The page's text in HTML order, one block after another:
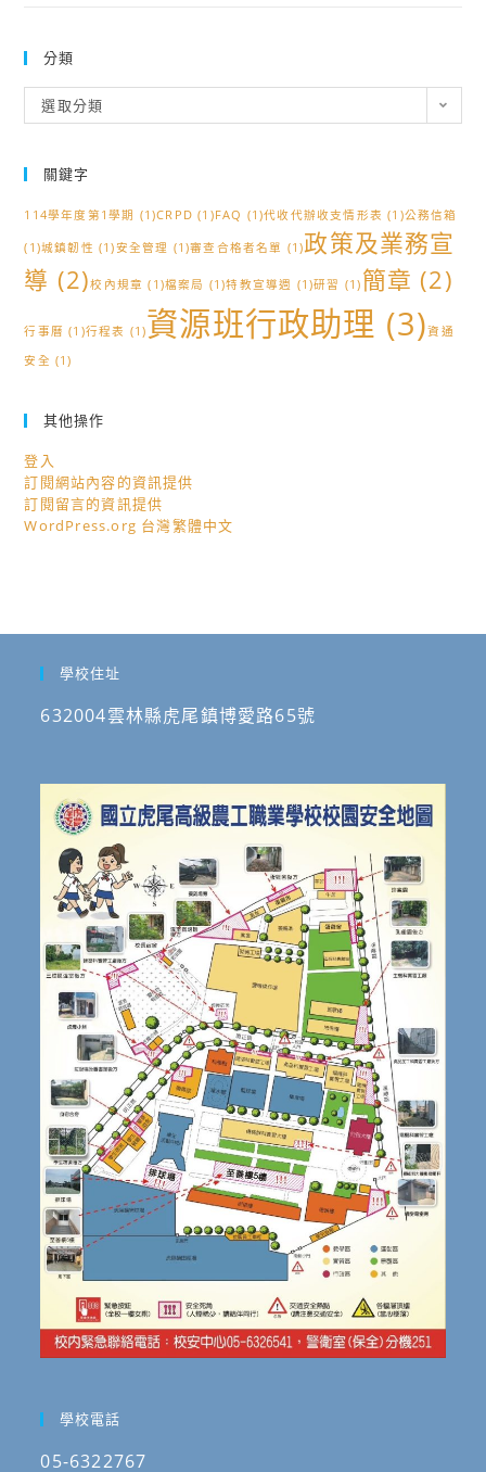
分類
類
選取分類
關鍵字
114學年度第1學期 (1)CRPD (1)FAQ (1)代收代辦收支情形表 (1)公務信箱
(1)城鎮韌性 (1)安全管理 (1)審查合格者名單 (1)政策及業務宣
導 (2)校內規章 (1)檔案局 (1)特教宣導週 (1)研習 (1) 簡章 (2)
行事曆 (1)行程表 (1)資源班行政助理 (3)資通
安全 (1)
其他操作
登入
訂閱網站內容的資訊提供
訂閱留言的資訊提供
WordPress.org 台灣繁體中文
學校住址
632004雲林縣虎尾鎮博愛路65號
學校電話
05-6322767